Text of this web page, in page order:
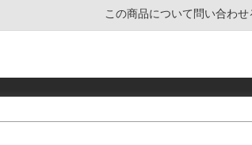
この商品について問い合わせ